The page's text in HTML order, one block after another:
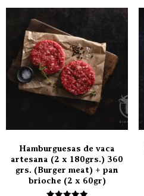
Hamburguesas de vaca
artesana (2 x 180grs.) 360
grs. (Burger meat) + pan
brioche (2 x 60gr)